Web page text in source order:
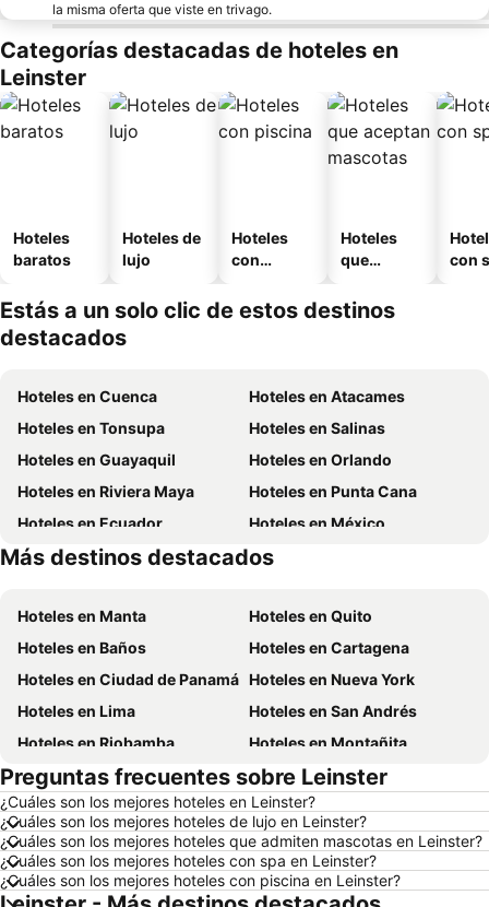
la misma oferta que viste en trivago.
Categorías destacadas de hoteles en
Leinster
Hoteles
baratos
Hoteles de
lujo
Hoteles
con
Hoteles
que
mascotas
con
Estás a un solo clic de estos destinos
destacados
Hoteles en Cuenca
Hoteles en Atacames
Hoteles en Tonsupa
Hoteles en Salinas
Hoteles en Guayaquil
Hoteles en Orlando
Hoteles en Riviera Maya
Hoteles en Punta Cana
Hoteles en Ecuador
Hoteles en México
Hoteles en Chicago
Hoteles en Galápagos
Más destinos destacados
Hoteles en Manta
Hoteles en Quito
Hoteles en Baños
Hoteles en Cartagena
Hoteles en Ciudad de Panamá Hoteles en Nueva York
Hoteles en Lima
Hoteles en San Andrés
Hoteles en Riobamba
Hoteles en Montañita
Hoteles en Puerto López
Hoteles en Pedernales
Hoteles en Miami
Hoteles en Roma
Hoteles en Ambato
Hoteles en Cojimies
Hoteles en Lisboa
Hoteles en Zorritos
Hoteles en Oporto
Hoteles en Santiago de Chile
Preguntas frecuentes sobre Leinster
¿Cuáles son los mejores hoteles en Leinster?
¿Cuáles son los mejores hoteles de lujo en Leinster?
¿Cuáles son los mejores hoteles que admiten mascotas en Leinster?
¿Cuáles son los mejores hoteles con spa en Leinster?
¿Cuáles son los mejores hoteles con piscina en Leinster?